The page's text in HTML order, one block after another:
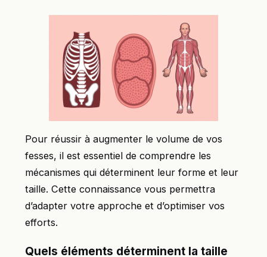
Pour réussir à augmenter le volume de vos
fesses, il est essentiel de comprendre les
mécanismes qui déterminent leur forme et leur
taille. Cette connaissance vous permettra
d’adapter votre approche et d’optimiser vos
efforts.
Quels éléments déterminent la taille